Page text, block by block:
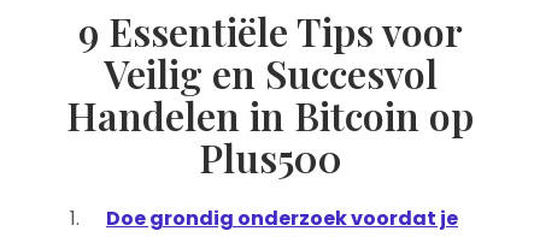
9 Essentiële Tips voor
Veilig en Succesvol
Handelen in Bitcoin op
Plus500
Doe grondig onderzoek voordat je